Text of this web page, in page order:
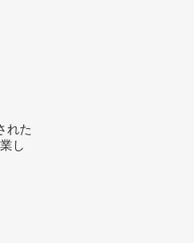
れた
し